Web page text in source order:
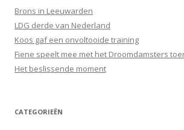
Brons in Leeuwarden
LDG derde van Nederland
Koos gaf een onvoltooide training
Fiene speelt mee met het Droomdamsters
Het beslissende moment
CATEGORIEËN